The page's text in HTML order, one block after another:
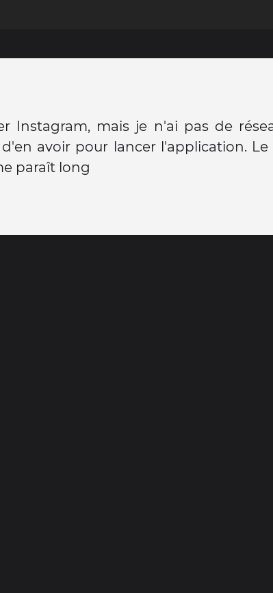
Instagram, mais je n'ai pas de
avoir pour lancer l'application. Le
paraît long